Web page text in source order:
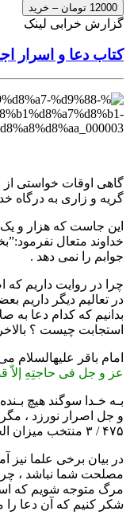
12000 تومان – خرید
گزارش خرابی لینک
کتاب دعا و اسرار
گاهی اوقات خواستی از
گریه و زاری به درگاه
این جاست که هزار و
خداوند متعال
جوابم را نمی دهد .
چرا در روایت داریم
در تعالیم دیگر داریم
بدانیم که کدام دعا به
استجابت چیست ؟
امام باقر علیه‏السلام
عز و جل فی حاجتِهِ إلاّ
بـه خـدا سوگند هیچ
۴۷۵ / ۳ منتخب میزان الحکمه : ۲۰۰)
در بیان برخی علما نیز
مصلحت شما نباشد ، چرا
مرگ متوجه شویم که
شکر کنیم که آن دعا